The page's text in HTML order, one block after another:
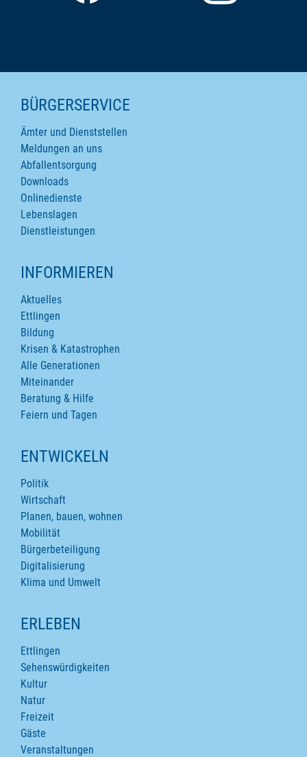
SEITENINHALTE
BÜRGERSERVICE
Ämter und Dienststellen
Meldungen an uns
Abfallentsorgung
Downloads
Onlinedienste
Lebenslagen
Dienstleistungen
INFORMIEREN
Aktuelles
Ettlingen
Bildung
Krisen & Katastrophen
Alle Generationen
Miteinander
Beratung & Hilfe
Feiern und Tagen
ENTWICKELN
Politik
Wirtschaft
Planen, bauen, wohnen
Mobilität
Bürgerbeteiligung
Digitalisierung
Klima und Umwelt
ERLEBEN
Ettlingen
Sehenswürdigkeiten
Kultur
Natur
Freizeit
Gäste
Veranstaltungen